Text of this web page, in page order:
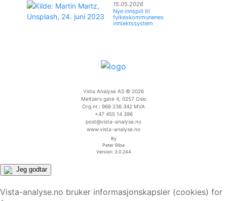
15.05.2026
Nye innspill til
fylkeskommunenes
inntektssystem
Vista Analyse AS © 2026
Meltzers gate 4, 0257 Oslo
Org.nr.: 968 236 342 MVA
+47 455 14 396
post@vista-analyse.no
www.vista-analyse.no
By
Peter Ribe
Version: 3.0.244
Jeg godtar
Vista-analyse.no bruker informasjonskapsler (cookies) for